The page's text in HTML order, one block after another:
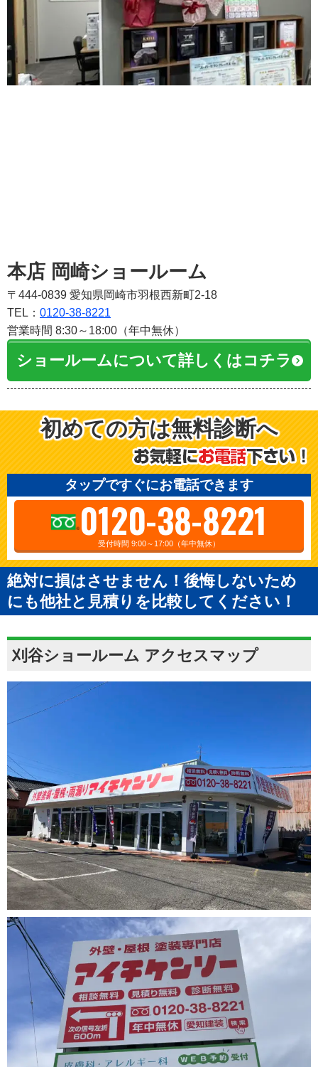
本店 岡崎ショールーム
〒444-0839 愛知県岡崎市羽根西新町2-18
TEL： 0120-38-8221
営業時間 8:30～18:00（年中無休）
ショールームについて詳しくはコチラ
初めての方は無料診断へ
タップですぐにお電話できます
0120-38-8221
受付時間 9:00～17:00（年中無休）
絶対に損はさせません！後悔しないため
にも他社と見積りを比較してください！
刈谷ショールーム アクセスマップ